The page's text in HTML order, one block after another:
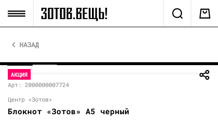
НАЗАД
АКЦИЯ
Арт: 2000000007724
Центр «Зотов»
Блокнот «Зотов» А5 черный